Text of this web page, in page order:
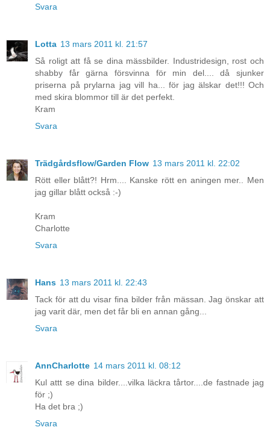
Svara
Lotta 13 mars 2011 kl. 21:57
Så roligt att få se dina mässbilder. Industridesign, rost och
shabby får gärna försvinna för min del.... då sjunker
priserna på prylarna jag vill ha... för jag älskar det!!! Och
med skira blommor till är det perfekt.
Kram
Svara
Trädgårdsflow/Garden Flow 13 mars 2011 kl. 22:02
Rött eller blått?! Hrm.... Kanske rött en aningen mer.. Men
jag gillar blått också :-)
Kram
Charlotte
Svara
Hans 13 mars 2011 kl. 22:43
Tack för att du visar fina bilder från mässan. Jag önskar att
jag varit där, men det får bli en annan gång...
Svara
AnnCharlotte 14 mars 2011 kl. 08:12
Kul attt se dina bilder....vilka läckra tårtor....de fastnade jag
för ;)
Ha det bra ;)
Svara